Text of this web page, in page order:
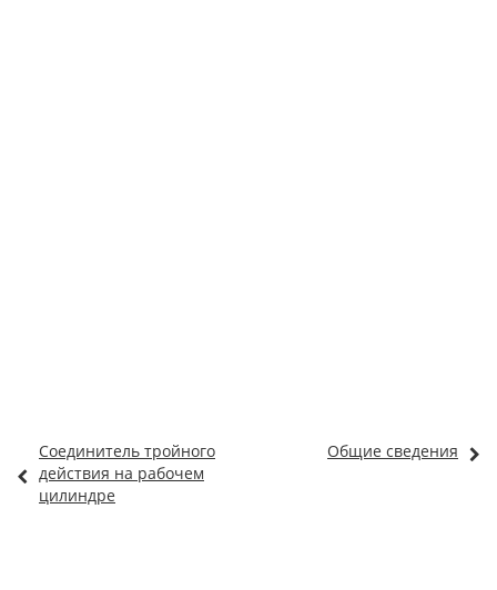
Соединитель тройного
действия на рабочем
цилиндре
Общие сведения